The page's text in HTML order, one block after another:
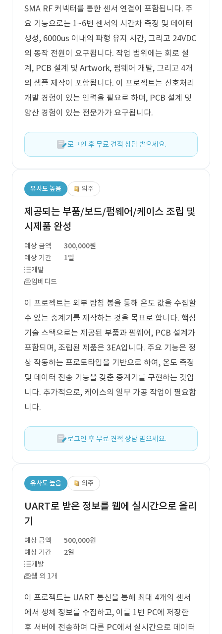
SMA RF 커넥터를 통한 센서 연결이 포함됩니다. 주
요 기능으로는 1~6번 센서의 시간차 측정 및 데이터
생성, 6000us 이내의 파형 유지 시간, 그리고 24VDC
의 동작 전원이 요구됩니다. 작업 범위에는 회로 설
계, PCB 설계 및 Artwork, 펌웨어 개발, 그리고 4개
의 샘플 제작이 포함됩니다. 이 프로젝트는 신호처리
개발 경험이 있는 인력을 필요로 하며, PCB 설계 및
양산 경험이 있는 전문가가 요구됩니다.
로그인 후 무료 견적 상담 받으세요.
유사도 높음 외주
제공되는 부품/보드/펌웨어/케이스 조립 및
시제품 완성
예상 금액
300,000원
예상 기간
1일
개발
임베디드
이 프로젝트는 외부 탐침 봉을 통해 온도 값을 수집할
수 있는 중계기를 제작하는 것을 목표로 합니다. 핵심
기술 스택으로는 제공된 부품과 펌웨어, PCB 설계가
포함되며, 조립된 제품은 3EA입니다. 주요 기능은 정
상 작동하는 프로토타입을 기반으로 하여, 온도 측정
및 데이터 전송 기능을 갖춘 중계기를 구현하는 것입
니다. 추가적으로, 케이스의 일부 가공 작업이 필요합
니다.
로그인 후 무료 견적 상담 받으세요.
유사도 높음 외주
UART로 받은 정보를 웹에 실시간으로 올리
기
예상 금액
500,000원
예상 기간
2일
개발
웹 외 1개
이 프로젝트는 UART 통신을 통해 최대 4개의 센서
에서 생체 정보를 수집하고, 이를 1번 PC에 저장한
후 서버에 전송하여 다른 PC에서 실시간으로 데이터